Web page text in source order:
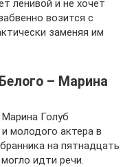
ленивой и не хочет
возится с
заменяя им
– Марина
Голуб
молодого актера в
на пятнадцать
идти речи.